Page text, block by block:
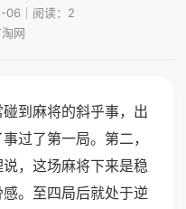
06｜阅读：2
网
到麻将的斜乎事，出
过了第一局。第二，
，这场麻将下来是稳
。至四局后就处于逆